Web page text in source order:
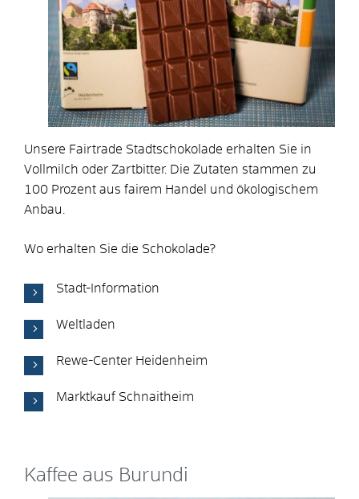
Unsere Fairtrade Stadtschokolade erhalten Sie in
Vollmilch oder Zartbitter. Die Zutaten stammen zu
100 Prozent aus fairem Handel und ökologischem
Anbau.
Wo erhalten Sie die Schokolade?
Stadt-Information
Weltladen
Rewe-Center Heidenheim
Marktkauf Schnaitheim
Kaffee aus Burundi